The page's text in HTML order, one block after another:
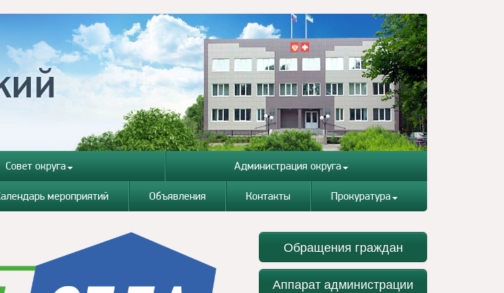
Совет округа Администрация округа
мероприятий Объявления Контакты Прокуратура
Обращения граждан
Аппарат администрации